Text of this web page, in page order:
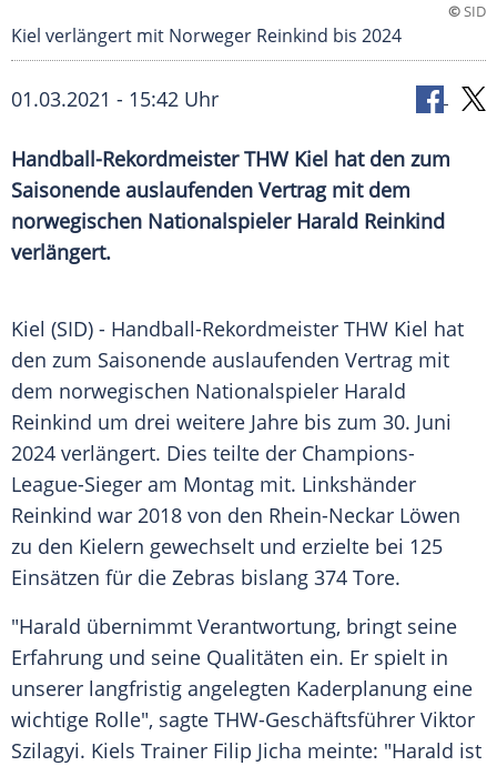
©SID
Kiel verlängert mit Norweger Reinkind bis 2024
01.03.2021 - 15:42 Uhr
Handball-RekordmeisterTHW Kiel hat den zum
Saisonende auslaufenden Vertrag mit dem
norwegischen Nationalspieler Harald Reinkind
verlängert.
Kiel (SID) - Handball-Rekordmeister THW Kiel hat
den zum Saisonende auslaufenden Vertrag mit
dem norwegischen Nationalspieler Harald
Reinkind um drei weitere Jahre bis zum 30. Juni
2024 verlängert. Dies teilte der Champions-
League-Sieger am Montag mit. Linkshänder
Reinkind war 2018 von den Rhein-Neckar Löwen
zu den Kielern gewechselt und erzielte bei 125
Einsätzen für die Zebras bislang 374 Tore.
"Harald übernimmt Verantwortung, bringt seine
Erfahrung und seine Qualitäten ein. Er spielt in
unserer langfristig angelegten Kaderplanung eine
wichtige Rolle", sagte THW-Geschäftsführer Viktor
Szilagyi. Kiels Trainer Filip Jicha meinte: "Harald ist